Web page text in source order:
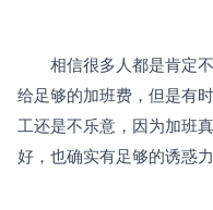
相信很多人都是肯定不
给足够的加班费，但是有
工还是不乐意，因为加班
好，也确实有足够的诱惑力